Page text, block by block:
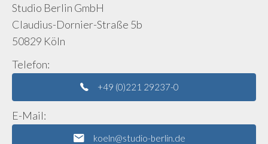
Studio Berlin GmbH
Claudius-Dornier-Straße 5b
50829 Köln
Telefon:
+49 (0)221 29237-0
E-Mail:
koeln@studio-berlin.de